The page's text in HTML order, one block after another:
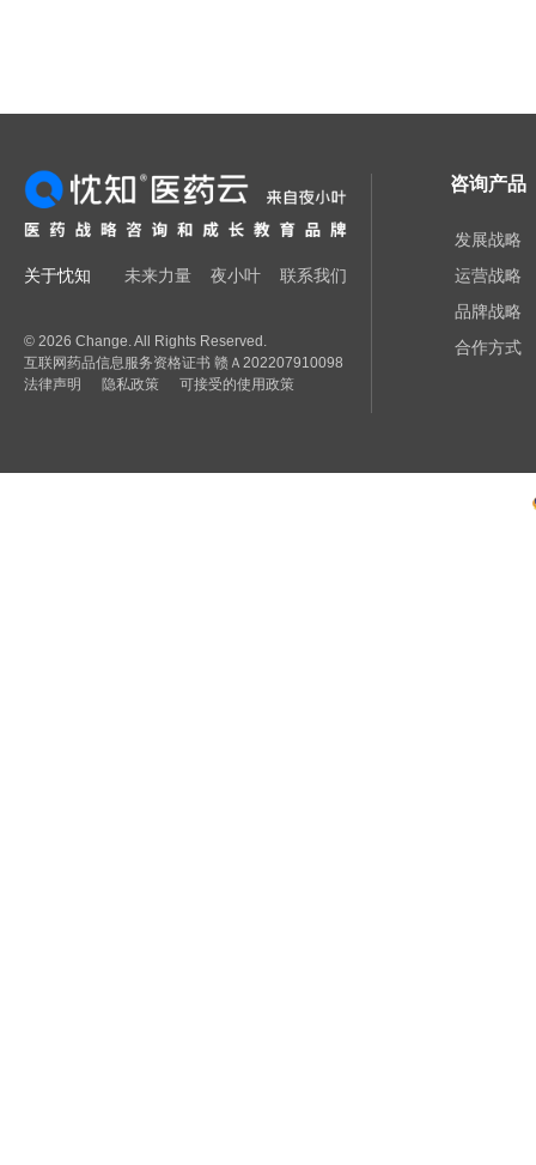
未来力量 夜小叶 联系我们
关于忱知
© 2026 Change. All Rights Reserved.
互联网药品信息服务资格证书 赣Ａ202207910098
可接受的使用政策
法律声明 隐私政策
发展战略
运营战略
品牌战略
合作方式
咨询产品